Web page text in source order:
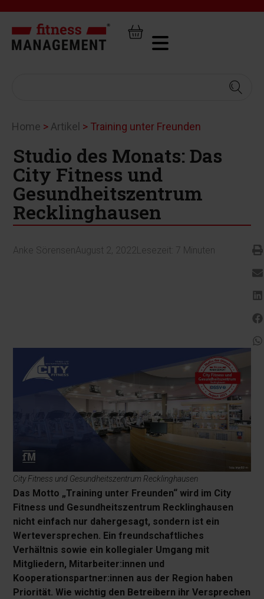
Home > Artikel > Training unter Freunden
Studio des Monats: Das
City Fitness und
Gesundheitszentrum
Recklinghausen
Anke SörensenAugust 2, 2022Lesezeit: 7 Minuten
City Fitness und Gesundheitszentrum Recklinghausen
Das Motto „Training unter Freunden“ wird im City
Fitness und Gesundheitszentrum Recklinghausen
nicht einfach nur dahergesagt, sondern ist ein
Werteversprechen. Ein freundschaftliches
Verhältnis sowie ein kollegialer Umgang mit
Mitgliedern, Mitarbeiter:innen und
Kooperationspartner:innen aus der Region haben
Priorität. Wie wichtig den Betreibern ihr Versprechen